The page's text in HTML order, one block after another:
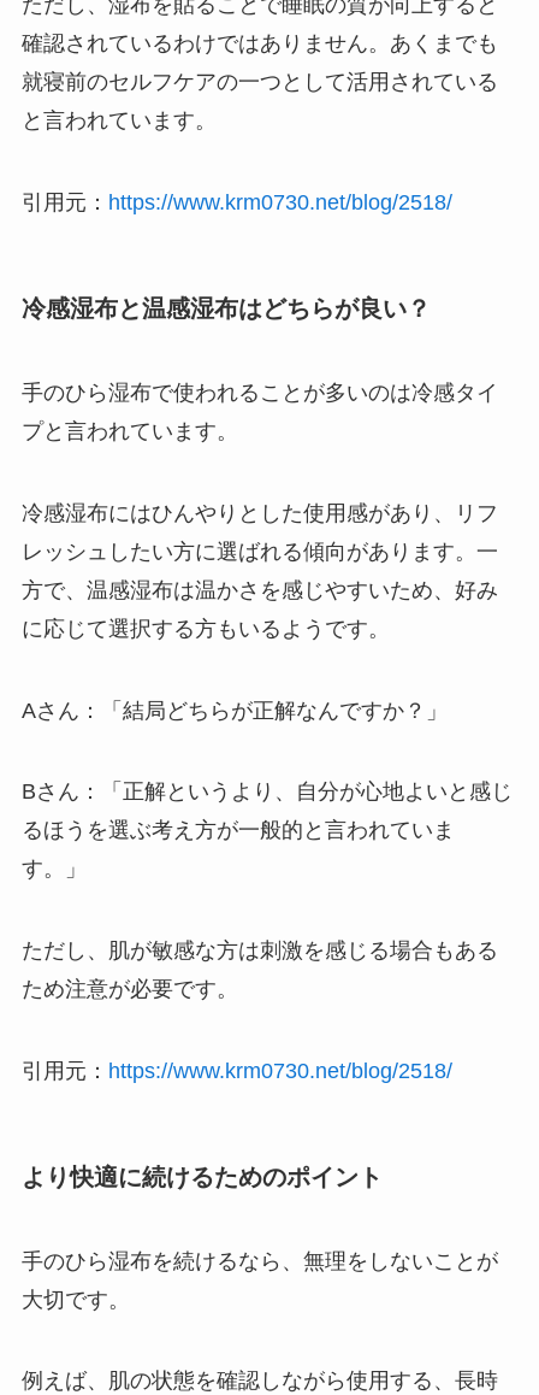
ただし、湿布を貼ることで睡眠の質が向上すると
確認されているわけではありません。あくまでも
就寝前のセルフケアの一つとして活用されている
と言われています。
引用元： https://www.krm0730.net/blog/2518/
冷感湿布と温感湿布はどちらが良い？
手のひら湿布で使われることが多いのは冷感タイ
プと言われています。
冷感湿布にはひんやりとした使用感があり、リフ
レッシュしたい方に選ばれる傾向があります。一
方で、温感湿布は温かさを感じやすいため、好み
に応じて選択する方もいるようです。
Aさん：「結局どちらが正解なんですか？」
Bさん：「正解というより、自分が心地よいと感じ
るほうを選ぶ考え方が一般的と言われていま
す。」
ただし、肌が敏感な方は刺激を感じる場合もある
ため注意が必要です。
引用元： https://www.krm0730.net/blog/2518/
より快適に続けるためのポイント
手のひら湿布を続けるなら、無理をしないことが
大切です。
例えば、肌の状態を確認しながら使用する、長時